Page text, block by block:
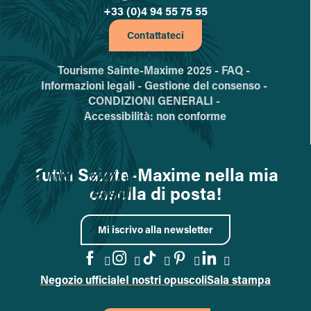
+33 (0)4 94 55 75 55
Contattateci
Tourisme Sainte-Maxime 2025 - FAQ -
Informazioni legali -Gestione del consenso -
CONDIZIONI GENERALI -
Accessibilità: non conforme
Tutta Sainte-Maxime nella mia
casella di posta!
Mi iscrivo alla newsletter
Vai alla pagina Facebook
Vai alla pagina Instagram
Vai alla pagina TikTok
Vai alla pagina
Accedi alla
Negozio ufficialeI nostri opuscoliSala stampa